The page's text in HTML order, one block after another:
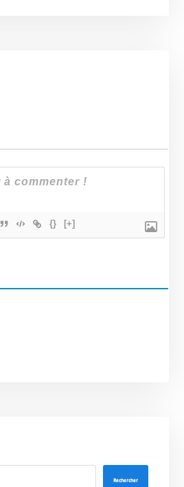
{} [+]
Rechercher